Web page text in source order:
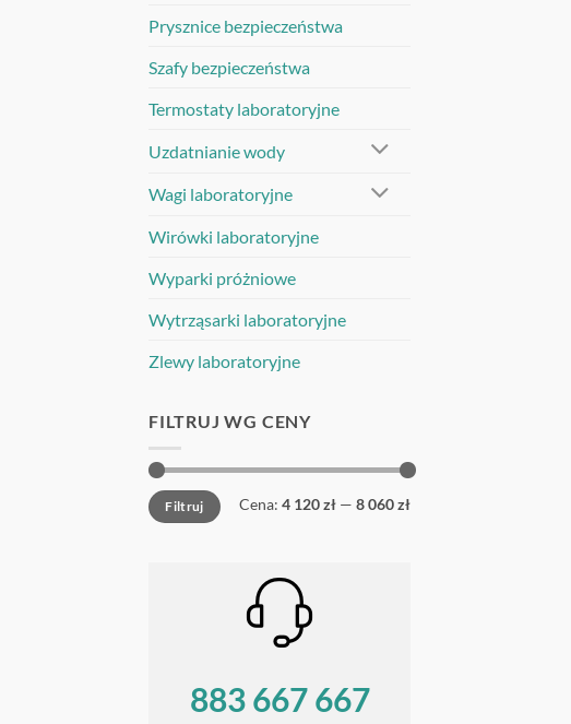
Prysznice bezpieczeństwa
Szafy bezpieczeństwa
Termostaty laboratoryjne
Uzdatnianie wody
Wagi laboratoryjne
Wirówki laboratoryjne
Wyparki próżniowe
Wytrząsarki laboratoryjne
Zlewy laboratoryjne
FILTRUJ WG CENY
Cena
min
Cena
maxFiltruj Cena: 4 120 zł — 8 060 zł
883 667 667